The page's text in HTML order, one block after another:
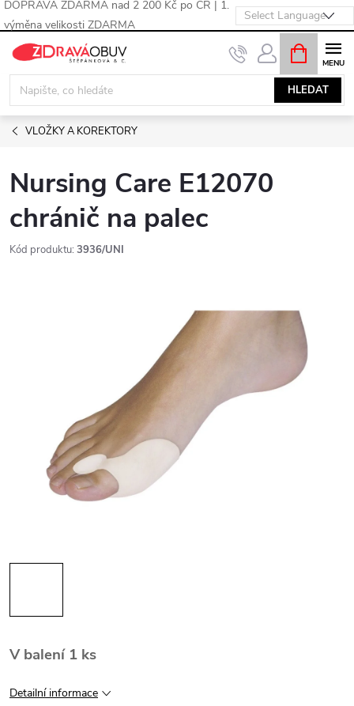
DOPRAVA ZDARMA nad 2 200 Kč po ČR | 1.
výměna velikosti ZDARMA
Přejít
obsah
HLEDAT
NÁKUPNÍ
KOŠÍK
VLOŽKY A KOREKTORY
Nursing Care E12070
chránič na palec
Kód produktu: 3936/UNI
V balení 1 ks
Detailní informace